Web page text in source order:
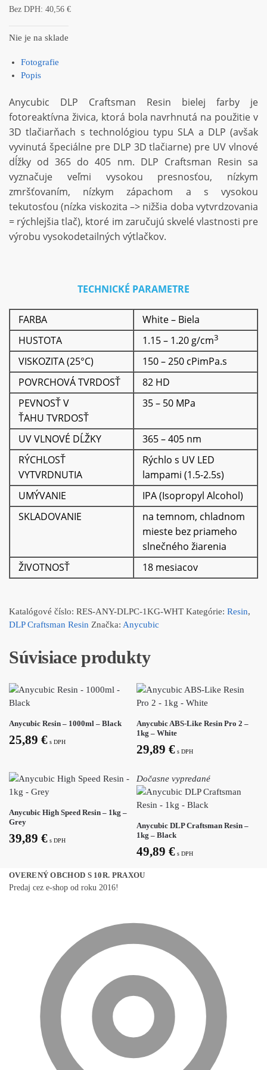
Bez DPH: 40,56 €
Nie je na sklade
Fotografie
Popis
Anycubic DLP Craftsman Resin bielej farby je
fotoreaktívna živica, ktorá bola navrhnutá na použitie v
3D tlačiarňach s technológiou typu SLA a DLP (avšak
vyvinutá špeciálne pre DLP 3D tlačiarne) pre UV vlnové
dĺžky od 365 do 405 nm. DLP Craftsman Resin sa
vyznačuje veľmi vysokou presnosťou, nízkym
zmršťovaním, nízkym zápachom a s vysokou
tekutosťou (nízka viskozita –> nižšia doba vytvrdzovania
= rýchlejšia tlač), ktoré im zaručujú skvelé vlastnosti pre
výrobu vysokodetailných výtlačkov.
TECHNICKÉ PARAMETRE
FARBA
White – Biela
HUSTOTA
1.15 – 1.20 g/cm3
VISKOZITA (25°C)
150 – 250 cPimPa.s
POVRCHOVÁ TVRDOSŤ
82 HD
PEVNOSŤ V
ŤAHU TVRDOSŤ
35 – 50 MPa
UV VLNOVÉ DĹŽKY
365 – 405 nm
RÝCHLOSŤ
VYTVRDNUTIA
Rýchlo s UV LED
lampami (1.5-2.5s)
UMÝVANIE
IPA (Isopropyl Alcohol)
SKLADOVANIE
na temnom, chladnom
mieste bez priameho
slnečného žiarenia
ŽIVOTNOSŤ
18 mesiacov
Katalógové číslo: RES-ANY-DLPC-1KG-WHT Kategórie: Resin,
DLP Craftsman Resin Značka: Anycubic
Súvisiace produkty
Anycubic Resin – 1000ml – Black
25,89 € s DPH
Anycubic ABS-Like Resin Pro 2 –
1kg – White
29,89 € s DPH
Anycubic High Speed Resin – 1kg –
Grey
39,89 € s DPH
Dočasne vypredané
Anycubic DLP Craftsman Resin –
1kg – Black
49,89 € s DPH
OVERENÝ OBCHOD S 10R. PRAXOU
Predaj cez e-shop od roku 2016!